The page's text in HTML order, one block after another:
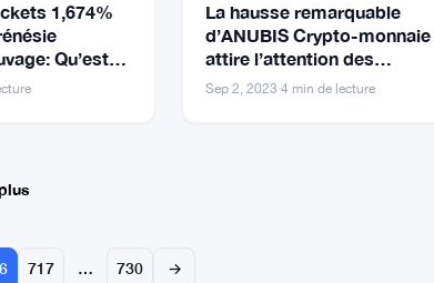
1,674%
Qu’est-
la
La hausse remarquable
d’ANUBIS Crypto-monnaie
attire l’attention des
investisseurs
Sep 2, 2023 ·4 min de lecture
717 … 730 →